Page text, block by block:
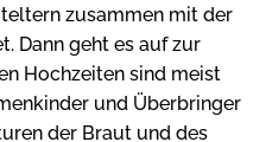
zusammen mit der
Dann geht es auf zur
Hochzeiten sind meist
und Überbringer
der Braut und des